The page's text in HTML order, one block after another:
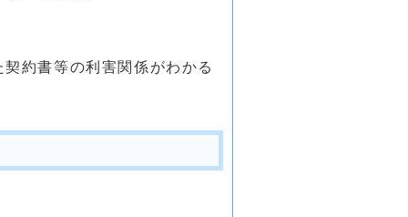
約書等の利害関係がわかる